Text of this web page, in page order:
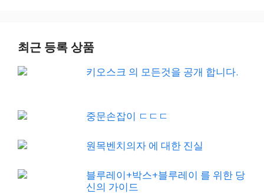
최근 등록 상품
키오스크 의 모든것을 공개 합니다.
중문손잡이 ㄷㄷㄷ
원목벤치의자 에 대한 진실
블루레이+박스+블루레이 를 위한 당
신의 가이드